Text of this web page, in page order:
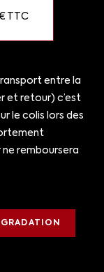
TTC
entre la
et retour) c’est
le colis lors des
remboursera